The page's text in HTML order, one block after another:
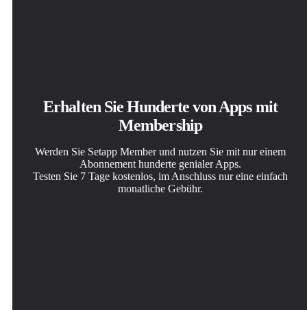
Erhalten Sie Hunderte von Apps mit
Membership
Werden Sie Setapp Member und nutzen Sie mit nur einem
Abonnement hunderte genialer Apps.
Testen Sie 7 Tage kostenlos, im Anschluss nur eine einfach
monatliche Gebühr.